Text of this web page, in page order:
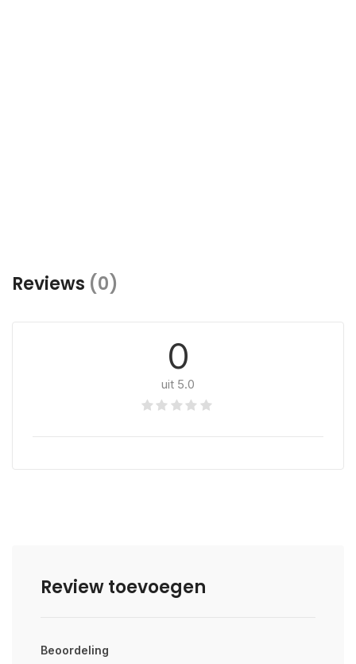
Reviews (0)
0
uit 5.0
Review toevoegen
Beoordeling